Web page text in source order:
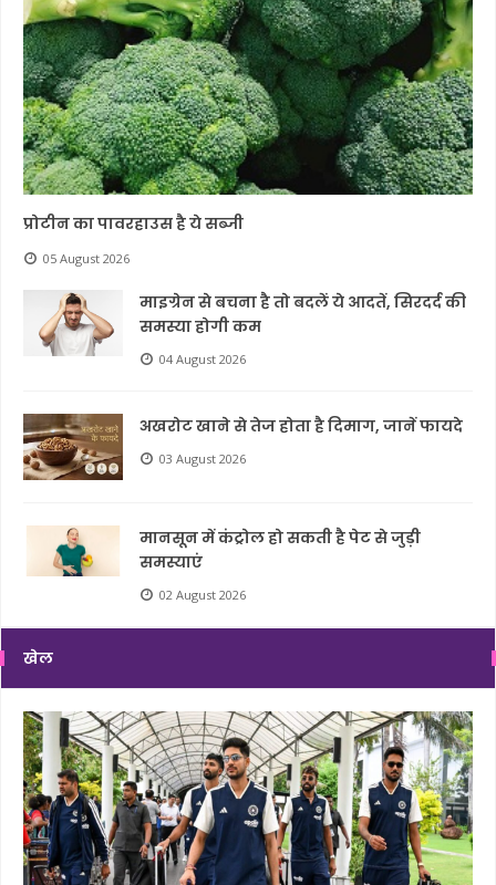
प्रोटीन का पावरहाउस है ये सब्जी
05 August 2026
माइग्रेन से बचना है तो बदलें ये आदतें, सिरदर्द की
समस्या होगी कम
04 August 2026
अखरोट खाने से तेज होता है दिमाग, जानें फायदे
03 August 2026
मानसून में कंट्रोल हो सकती है पेट से जुड़ी
समस्याएं
02 August 2026
खेल